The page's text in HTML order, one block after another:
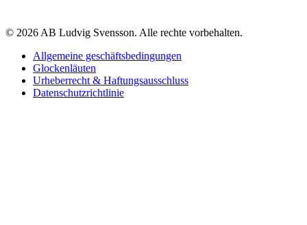
© 2026 AB Ludvig Svensson. Alle rechte vorbehalten.
Allgemeine geschäftsbedingungen
Glockenläuten
Urheberrecht & Haftungsausschluss
Datenschutzrichtlinie